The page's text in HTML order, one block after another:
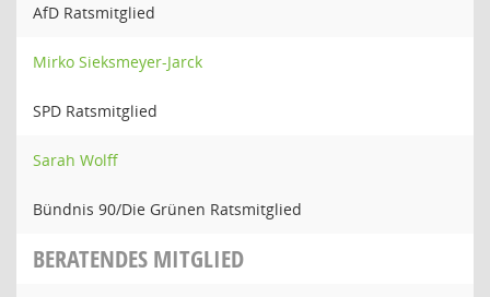
AfD Ratsmitglied
Mirko Sieksmeyer-Jarck
SPD Ratsmitglied
Sarah Wolff
Bündnis 90/Die Grünen Ratsmitglied
BERATENDES MITGLIED